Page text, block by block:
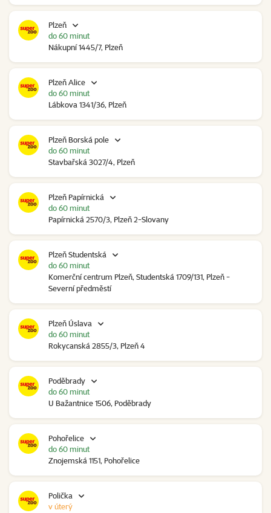
Plzeň
Nákupní 1445/7, Plzeň
do 60 minut
Plzeň Alice
Lábkova 1341/36, Plzeň
do 60 minut
Plzeň Borská pole
Stavbařská 3027/4, Plzeň
do 60 minut
Plzeň Papírnická
Papírnická 2570/3, Plzeň 2-Slovany
do 60 minut
Plzeň Studentská
Komerční centrum Plzeň, Studentská 1709/131, Plzeň -
Severní předměstí
do 60 minut
Plzeň Úslava
Rokycanská 2855/3, Plzeň 4
do 60 minut
Poděbrady
U Bažantnice 1506, Poděbrady
do 60 minut
Pohořelice
Znojemská 1151, Pohořelice
do 60 minut
Polička
v úterý